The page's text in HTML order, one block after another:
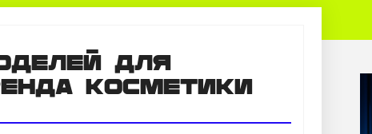
для
косметики